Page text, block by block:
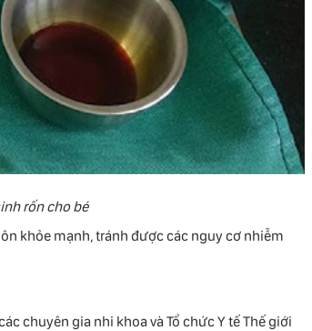
rốn cho bé
khỏe mạnh, tránh được các nguy cơ nhiễm
chuyên gia nhi khoa và Tổ chức Y tế Thế giới